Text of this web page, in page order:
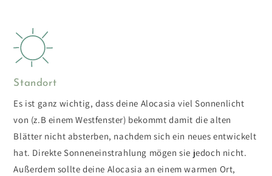
Standort
Es ist ganz wichtig, dass deine Alocasia viel Sonnenlicht
von (z.B einem Westfenster) bekommt damit die alten
Blätter nicht absterben, nachdem sich ein neues entwickelt
hat. Direkte Sonneneinstrahlung mögen sie jedoch nicht.
Außerdem sollte deine Alocasia an einem warmen Ort,